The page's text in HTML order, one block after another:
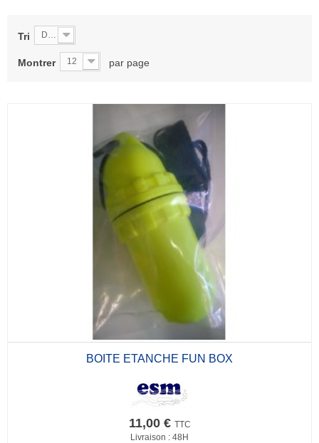
Tri De A à Z
Montrer 12 par page
BOITE ETANCHE FUN BOX
11,00 € TTC
Livraison : 48H